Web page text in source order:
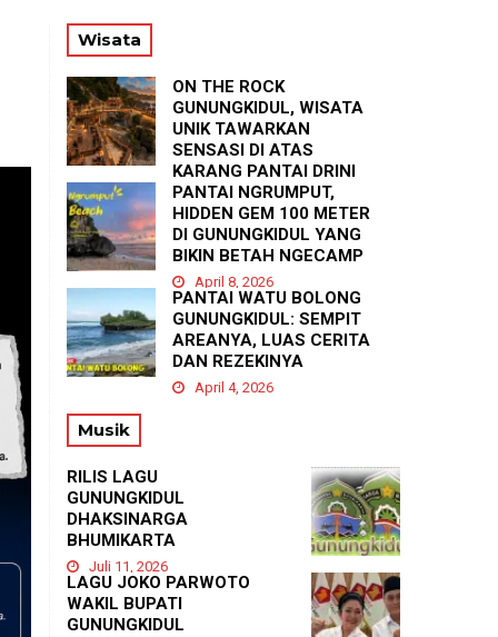
Wisata
ON THE ROCK
GUNUNGKIDUL, WISATA
UNIK TAWARKAN
SENSASI DI ATAS
KARANG PANTAI DRINI
April 23, 2026
PANTAI NGRUMPUT,
HIDDEN GEM 100 METER
DI GUNUNGKIDUL YANG
BIKIN BETAH NGECAMP
April 8, 2026
PANTAI WATU BOLONG
GUNUNGKIDUL: SEMPIT
AREANYA, LUAS CERITA
DAN REZEKINYA
April 4, 2026
Musik
RILIS LAGU
GUNUNGKIDUL
DHAKSINARGA
BHUMIKARTA
Juli 11, 2026
LAGU JOKO PARWOTO
WAKIL BUPATI
GUNUNGKIDUL